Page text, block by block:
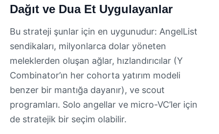
Dağıt ve Dua Et Uygulayanlar
Bu strateji şunlar için en uygunudur: AngelList
sendikaları, milyonlarca dolar yöneten
meleklerden oluşan ağlar, hızlandırıcılar (Y
Combinator’ın her cohorta yatırım modeli
benzer bir mantığa dayanır), ve scout
programları. Solo angellar ve micro-VC’ler için
de stratejik bir seçim olabilir.